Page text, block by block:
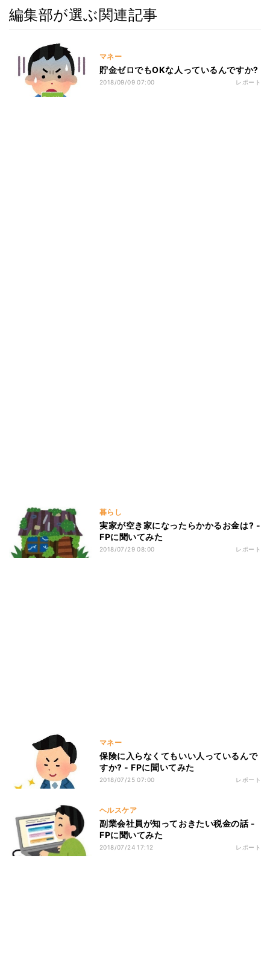
編集部が選ぶ関連記事
マネー
貯金ゼロでもOKな人っているんですか?
2018/09/09 07:00 レポート
暮らし
実家が空き家になったらかかるお金は? -
FPに聞いてみた
2018/07/29 08:00 レポート
マネー
保険に入らなくてもいい人っているんで
すか? - FPに聞いてみた
2018/07/25 07:00 レポート
ヘルスケア
副業会社員が知っておきたい税金の話 -
FPに聞いてみた
2018/07/24 17:12 レポート